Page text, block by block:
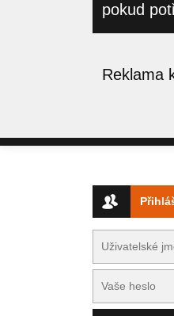
pokud
Reklama